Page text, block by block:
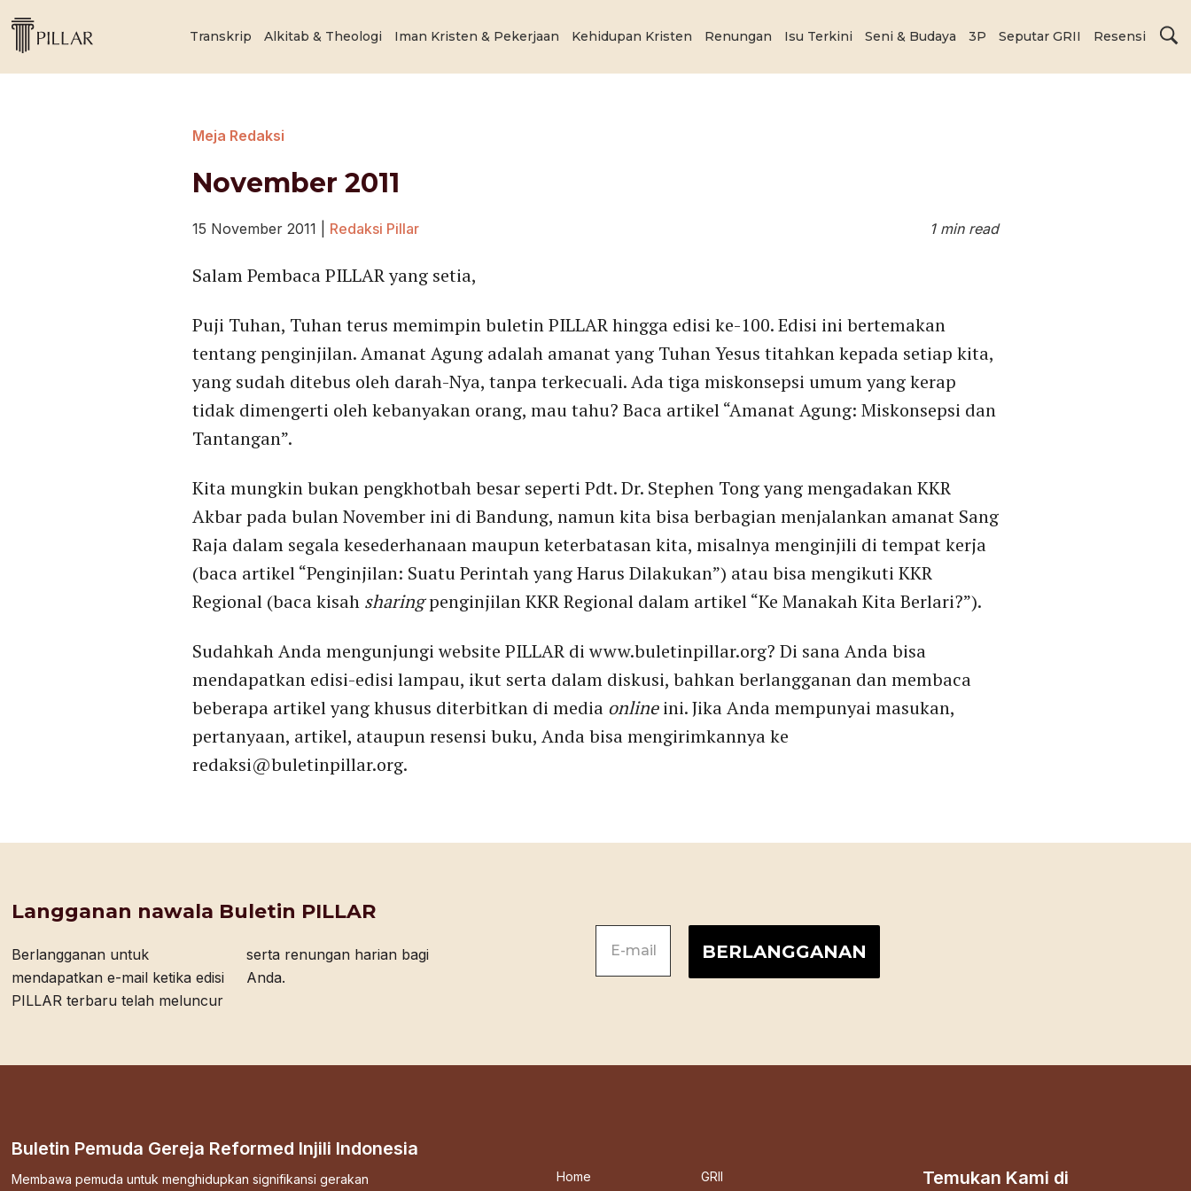
Transkrip Alkitab & Theologi Iman Kristen & Pekerjaan Kehidupan Kristen Renungan Isu Terkini Seni & Budaya 3P Seputar GRII Resensi
Meja Redaksi
November 2011
15 November 2011 Redaksi Pillar 1 min read
Salam Pembaca PILLAR yang setia,
Puji Tuhan, Tuhan terus memimpin buletin PILLAR hingga edisi ke-100. Edisi ini bertemakan
tentang penginjilan. Amanat Agung adalah amanat yang Tuhan Yesus titahkan kepada setiap kita,
yang sudah ditebus oleh darah-Nya, tanpa terkecuali. Ada tiga miskonsepsi umum yang kerap
tidak dimengerti oleh kebanyakan orang, mau tahu? Baca artikel “Amanat Agung: Miskonsepsi dan
Tantangan”.
Kita mungkin bukan pengkhotbah besar seperti Pdt. Dr. Stephen Tong yang mengadakan KKR
Akbar pada bulan November ini di Bandung, namun kita bisa berbagian menjalankan amanat Sang
Raja dalam segala kesederhanaan maupun keterbatasan kita, misalnya menginjili di tempat kerja
(baca artikel “Penginjilan: Suatu Perintah yang Harus Dilakukan”) atau bisa mengikuti KKR
Regional (baca kisah sharingpenginjilan KKR Regional dalam artikel “Ke Manakah Kita Berlari?”).
Sudahkah Anda mengunjungi website PILLAR di www.buletinpillar.org? Di sana Anda bisa
mendapatkan edisi-edisi lampau, ikut serta dalam diskusi, bahkan berlangganan dan membaca
beberapa artikel yang khusus diterbitkan di media onlineini. Jika Anda mempunyai masukan,
pertanyaan, artikel, ataupun resensi buku, Anda bisa mengirimkannya ke
redaksi@buletinpillar.org.
Langganan nawala Buletin PILLAR
Berlangganan untuk
mendapatkan e-mail ketika edisi
PILLAR terbaru telah meluncur
serta renungan harian bagi
Anda.
Buletin Pemuda Gereja Reformed Injili Indonesia
Membawa pemuda untuk menghidupkan signifikansi gerakan Temukan Kami di
Home GRII